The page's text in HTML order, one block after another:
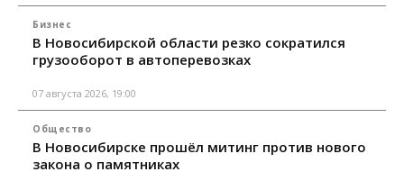
Бизнес
В Новосибирской области резко сократился
грузооборот в автоперевозках
07 августа 2026, 19:00
Общество
В Новосибирске прошёл митинг против нового
закона о памятниках